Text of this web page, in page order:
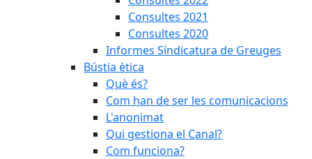
Consultes 2021
Consultes 2020
Informes Síndicatura de Greuges
Bústia ètica
Què és?
Com han de ser les comunicacions
L'anonimat
Qui gestiona el Canal?
Com funciona?